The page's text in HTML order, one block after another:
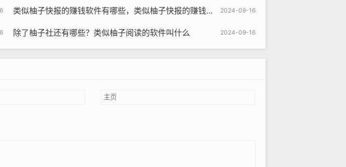
2024-09-16
类似柚子快报的赚钱软件有哪些，类似柚子快报的赚钱软件是真的吗
2024-09-16
除了柚子社还有哪些？类似柚子阅读的软件叫什么